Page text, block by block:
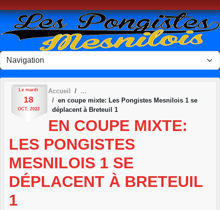
Le mardi
18
OCT. 2022
Accueil
en coupe mixte: Les Pongistes Mesnilois 1 se
déplacent à Breteuil 1
EN COUPE MIXTE:
LES PONGISTES
MESNILOIS 1 SE
DÉPLACENT À BRETEUIL
1